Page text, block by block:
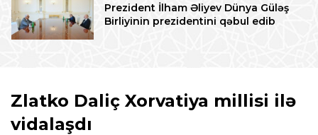
Prezident İlham Əliyev Dünya Güləş
Birliyinin prezidentini qəbul edib
Zlatko Daliç Xorvatiya millisi ilə
vidalaşdı